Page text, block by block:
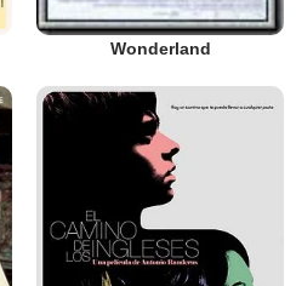
Wonderland